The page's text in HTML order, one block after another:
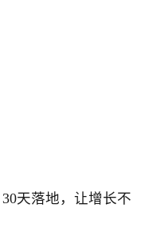
天落地，让增长不